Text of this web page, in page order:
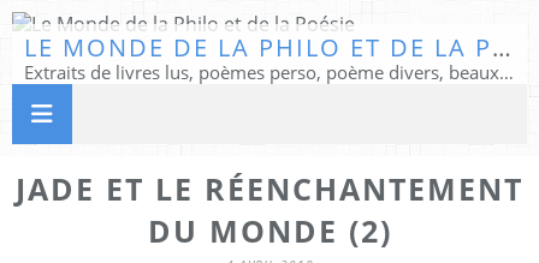
LE MONDE DE LA PHILO ET DE LA POÉSIE
Extraits de livres lus, poèmes perso, poème divers, beaux textes...
JADE ET LE RÉENCHANTEMENT
DU MONDE (2)